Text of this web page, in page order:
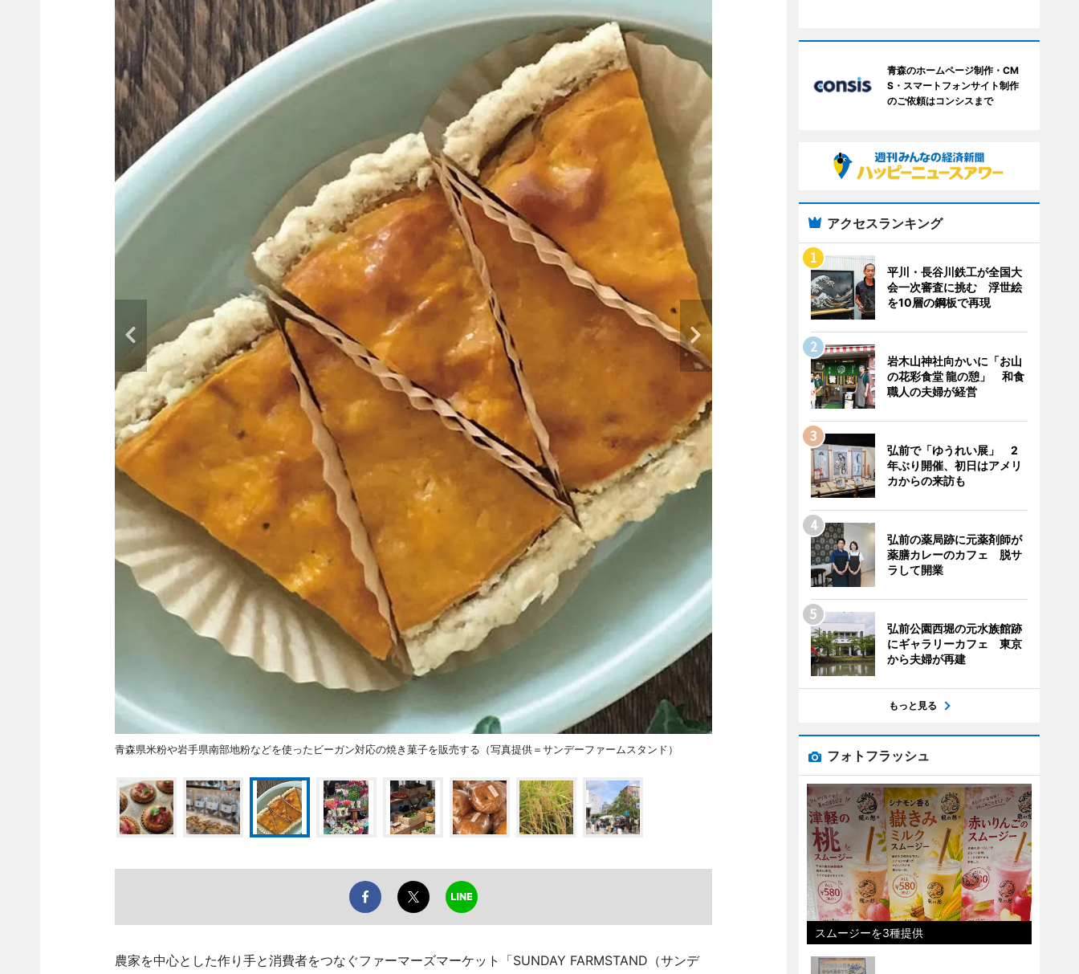
青森県米粉や岩手県南部地粉などを使ったビーガン対応の焼き菓子を販売する（写真提供＝サンデーファームスタンド）
農家を中心とした作り手と消費者をつなぐファーマーズマーケット「SUNDAY FARMSTAND（サンデ
青森のホームページ制作・CM
S・スマートフォンサイト制作
のご依頼はコンシスまで
アクセスランキング
平川・長谷川鉄工が全国大
会一次審査に挑む 浮世絵
を10層の鋼板で再現
岩木山神社向かいに「お山
の花彩食堂 龍の憩」 和食
職人の夫婦が経営
弘前で「ゆうれい展」 2
年ぶり開催、初日はアメリ
カからの来訪も
弘前の薬局跡に元薬剤師が
薬膳カレーのカフェ 脱サ
ラして開業
弘前公園西堀の元水族館跡
にギャラリーカフェ 東京
から夫婦が再建
もっと見る
フォトフラッシュ
スムージーを3種提供